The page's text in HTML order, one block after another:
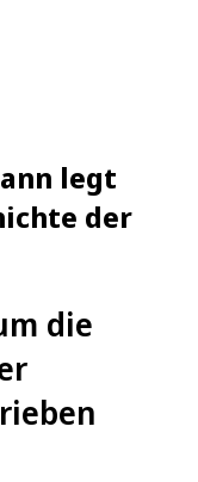
legt
der
die